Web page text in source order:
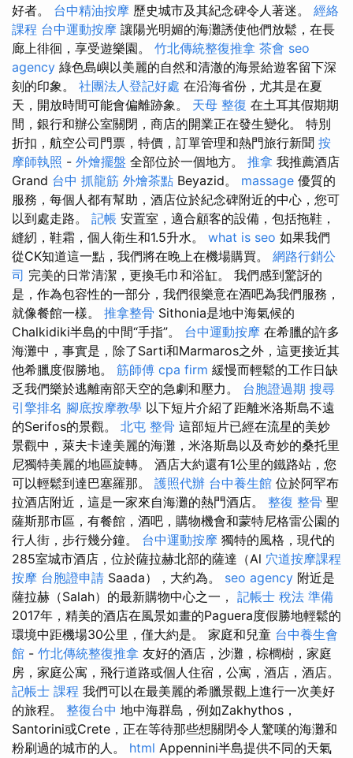
好者。 台中精油按摩 歷史城市及其紀念碑令人著迷。 經絡
課程 台中運動按摩 讓陽光明媚的海灘誘使他們放鬆，在長
廊上徘徊，享受遊樂園。 竹北傳統整復推拿 茶會 seo
agency 綠色島嶼以美麗的自然和清澈的海景給遊客留下深
刻的印象。 社團法人登記好處 在沿海省份，尤其是在夏
天，開放時間可能會偏離跡象。 天母 整復 在土耳其假期期
間，銀行和辦公室關閉，商店的開業正在發生變化。 特別
折扣，航空公司門票，特價，訂單管理和熱門旅行新聞 按
摩師執照 - 外燴擺盤 全部位於一個地方。 推拿 我推薦酒店
Grand 台中 抓龍筋 外燴茶點 Beyazid。 massage 優質的
服務，每個人都有幫助，酒店位於紀念碑附近的中心，您可
以到處走路。 記帳 安置室，適合顧客的設備，包括拖鞋，
縫紉，鞋霜，個人衛生和1.5升水。 what is seo 如果我們
從CK知道這一點，我們將在晚上在機場購買。 網路行銷公
司 完美的日常清潔，更換毛巾和浴缸。 我們感到驚訝的
是，作為包容性的一部分，我們很樂意在酒吧為我們服務，
就像餐館一樣。 推拿整骨 Sithonia是地中海氣候的
Chalkidiki半島的中間“手指”。 台中運動按摩 在希臘的許多
海灘中，事實是，除了Sarti和Marmaros之外，這更接近其
他希臘度假勝地。 筋師傅 cpa firm 緩慢而輕鬆的工作日缺
乏我們樂於逃離南部天空的急劇和壓力。 台胞證過期 搜尋
引擎排名 腳底按摩教學 以下短片介紹了距離米洛斯島不遠
的Serifos的景觀。 北屯 整骨 這部短片已經在流星的美妙
景觀中，萊夫卡達美麗的海灘，米洛斯島以及奇妙的桑托里
尼獨特美麗的地區旋轉。 酒店大約還有1公里的鐵路站，您
可以輕鬆到達巴塞羅那。 護照代辦 台中養生館 位於阿罕布
拉酒店附近，這是一家來自海灘的熱門酒店。 整復 整骨 聖
薩斯那市區，有餐館，酒吧，購物機會和蒙特尼格雷公園的
行人街，步行幾分鐘。 台中運動按摩 獨特的風格，現代的
285室城市酒店，位於薩拉赫北部的薩達（Al 穴道按摩課程
按摩 台胞證申請 Saada），大約為。 seo agency 附近是
薩拉赫（Salah）的最新購物中心之一， 記帳士 稅法 準備
2017年，精美的酒店在風景如畫的Paguera度假勝地輕鬆的
環境中距機場30公里，僅大約是。 家庭和兒童 台中養生會
館 - 竹北傳統整復推拿 友好的酒店，沙灘，棕櫚樹，家庭
房，家庭公寓，飛行道路或個人住宿，公寓，酒店，酒店。
記帳士 課程 我們可以在最美麗的希臘景觀上進行一次美好
的旅程。 整復台中 地中海群島，例如Zakhythos，
Santorini或Crete，正在等待那些想關閉令人驚嘆的海灘和
粉刷過的城市的人。 html Appennini半島提供不同的天氣